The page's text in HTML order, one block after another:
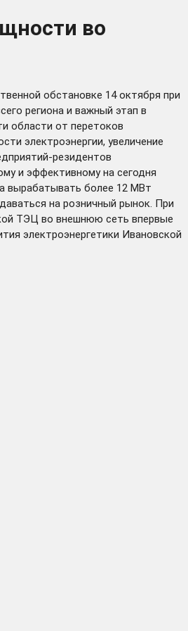
во
обстановке 14 октября при
региона и важный этап в
области от перетоков
электроэнергии, увеличение
резидентов
и эффективному на сегодня
вырабатывать более 12 МВт
на розничный рынок. При
ТЭЦ во внешнюю сеть впервые
электроэнергетики Ивановской